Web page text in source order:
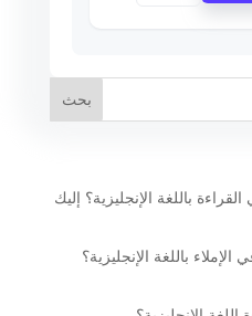
باللغة الإنجليزية؟ إليك
باللغة الإنجليزية؟